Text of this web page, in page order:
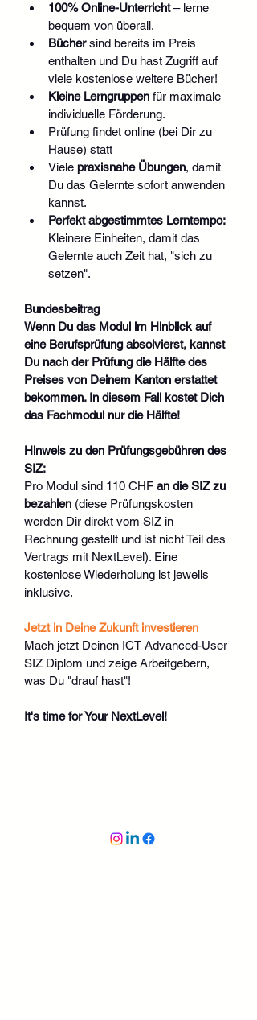
100% Online-Unterricht – lerne
bequem von überall.
Bücher sind bereits im Preis
enthalten und Du hast Zugriff auf
viele kostenlose weitere Bücher!
Kleine Lerngruppen für maximale
individuelle Förderung.
Prüfung findet online (bei Dir zu
Hause) statt
Viele praxisnahe Übungen, damit
Du das Gelernte sofort anwenden
kannst.
Perfekt abgestimmtes Lerntempo:
Kleinere Einheiten, damit das
Gelernte auch Zeit hat, "sich zu
setzen".
Bundesbeitrag
Wenn Du das Modul im Hinblick auf
eine Berufsprüfung absolvierst, kannst
Du nach der Prüfung die Hälfte des
Preises von Deinem Kanton erstattet
bekommen. In diesem Fall kostet Dich
das Fachmodul nur die Hälfte!
Hinweis zu den Prüfungsgebühren des
SIZ:
Pro Modul sind 110 CHF an die SIZ zu
bezahlen (diese Prüfungskosten
werden Dir direkt vom SIZ in
Rechnung gestellt und ist nicht Teil des
Vertrags mit NextLevel). Eine
kostenlose Wiederholung ist jeweils
inklusive.
Jetzt in Deine Zukunft investieren
Mach jetzt Deinen ICT Advanced-User
SIZ Diplom und zeige Arbeitgebern,
was Du "drauf hast"!
It's time for Your NextLevel!